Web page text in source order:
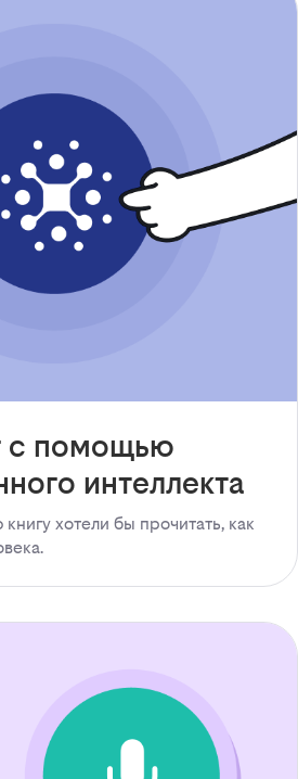
с помощью
интеллекта
хотели бы прочитать, как